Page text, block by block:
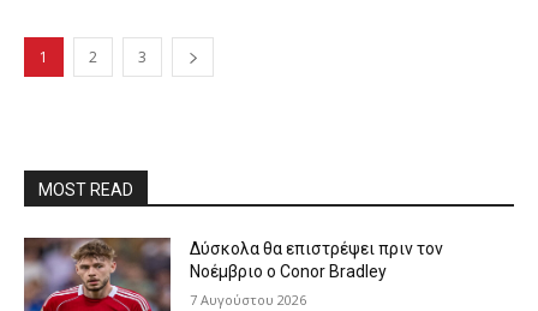
1 2 3
MOST READ
Δύσκολα θα επιστρέψει πριν τον
Νοέμβριο ο Conor Bradley
7 Αυγούστου 2026